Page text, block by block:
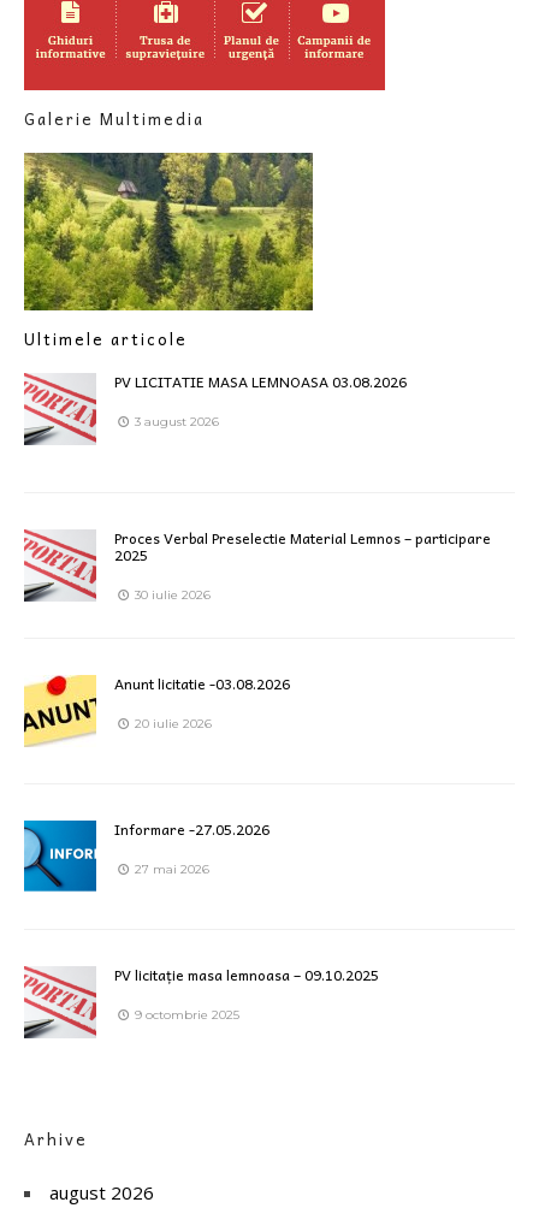
Galerie Multimedia
Ultimele articole
PV LICITATIE MASA LEMNOASA 03.08.2026
3 august 2026
Proces Verbal Preselectie Material Lemnos – participare
2025
30 iulie 2026
Anunt licitatie -03.08.2026
20 iulie 2026
Informare -27.05.2026
27 mai 2026
PV licitație masa lemnoasa – 09.10.2025
9 octombrie 2025
Arhive
august 2026